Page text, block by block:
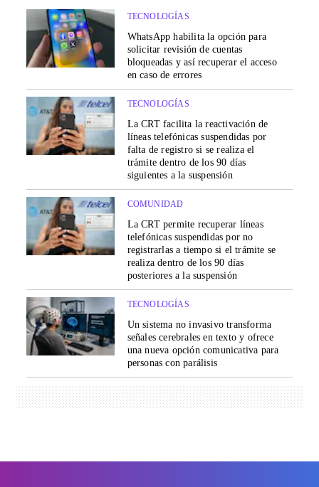
TECNOLOGÍAS
WhatsApp habilita la opción para
solicitar revisión de cuentas
bloqueadas y así recuperar el acceso
en caso de errores
TECNOLOGÍAS
La CRT facilita la reactivación de
líneas telefónicas suspendidas por
falta de registro si se realiza el
trámite dentro de los 90 días
siguientes a la suspensión
COMUNIDAD
La CRT permite recuperar líneas
telefónicas suspendidas por no
registrarlas a tiempo si el trámite se
realiza dentro de los 90 días
posteriores a la suspensión
TECNOLOGÍAS
Un sistema no invasivo transforma
señales cerebrales en texto y ofrece
una nueva opción comunicativa para
personas con parálisis